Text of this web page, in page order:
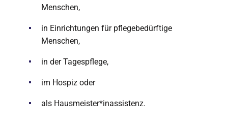
Menschen,
in Einrichtungen für pflegebedürftige
Menschen,
in der Tagespflege,
im Hospiz oder
als Hausmeister*inassistenz.